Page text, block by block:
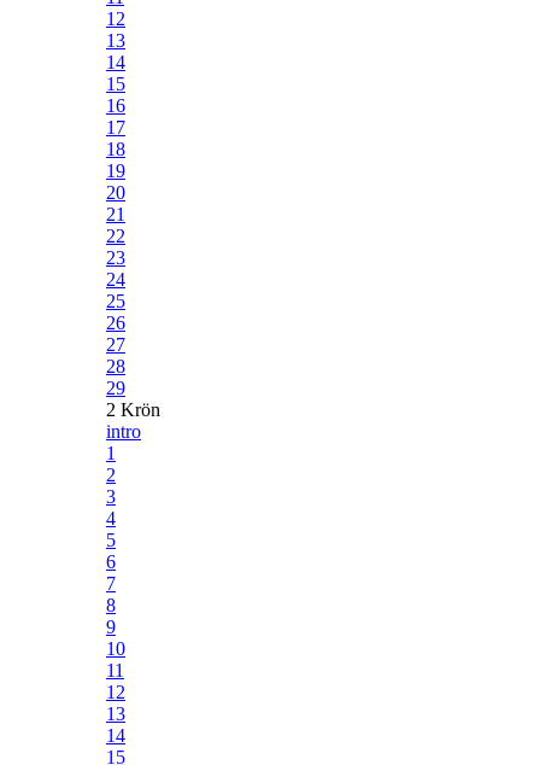
12
13
14
15
16
17
18
19
20
21
22
23
24
25
26
27
28
29
2 Krön
intro
1
2
3
4
5
6
7
8
9
10
11
12
13
14
15